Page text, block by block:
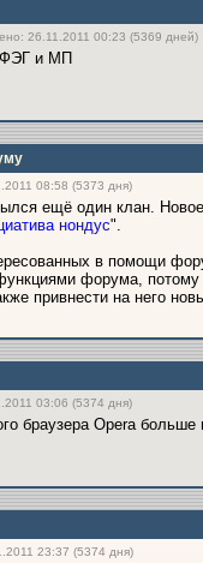
26.11.2011 00:23 (5369 дней)
ФЭГ и МП
08:58 (5373 дня)
ещё один клан.
нондус".
в помощи
форума,
привнести на него
03:06 (5374 дня)
браузера Opera
23:37 (5374 дня)